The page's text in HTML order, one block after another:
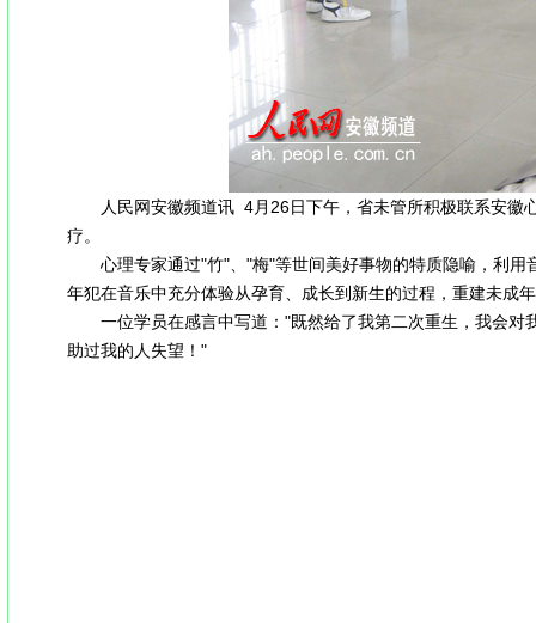
人民网安徽频道讯 4月26日下午，省未管所积极联系安徽
疗。
心理专家通过"竹"、"梅"等世间美好事物的特质隐喻，利用
年犯在音乐中充分体验从孕育、成长到新生的过程，重建未成
一位学员在感言中写道："既然给了我第二次重生，我会对
助过我的人失望！"